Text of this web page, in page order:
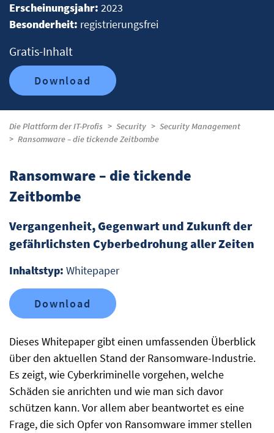
Erscheinungsjahr: 2023
Besonderheit: registrierungsfrei
Gratis-Inhalt
Download
Die Plattform der IT-Profis Security
Security Management
Ransomware – die tickende Zeitbombe
Dieses Whitepaper gibt einen umfassenden Überblick
über den aktuellen Stand der Ransomware-Industrie.
Es zeigt, wie Cyberkriminelle vorgehen, welche
Schäden sie anrichten und wie man sich davor
schützen kann. Vor allem aber beantwortet es eine
Frage, die sich Opfer von Ransomware immer stellen
Ransomware – die tickende
Zeitbombe
Vergangenheit, Gegenwart und Zukunft der
gefährlichsten Cyberbedrohung aller Zeiten
Inhaltstyp: Whitepaper
Download